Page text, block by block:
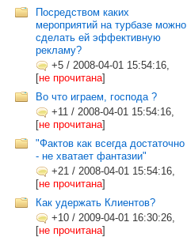
Посредством каких
мероприятий на турбазе можно
сделать ей эффективную
рекламу?
+5 / 2008-04-01 15:54:16,
[не прочитана]
Во что играем, господа ?
+11 / 2008-04-01 15:54:16,
[не прочитана]
"Фактов как всегда достаточно
- не хватает фантазии"
+21 / 2008-04-01 15:54:16,
[не прочитана]
Как удержать Клиентов?
+10 / 2009-04-01 16:30:26,
[не прочитана]